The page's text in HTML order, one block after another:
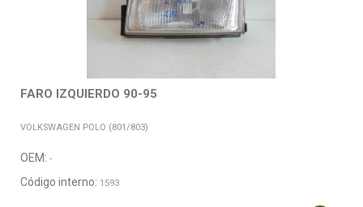
FARO IZQUIERDO 90-95
VOLKSWAGEN POLO (801/803)
OEM: -
Código interno: 1593